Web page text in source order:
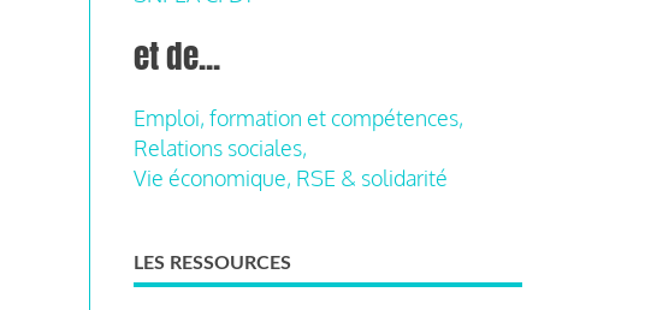
et de...
Emploi, formation et compétences,
Relations sociales,
Vie économique, RSE & solidarité
LES RESSOURCES